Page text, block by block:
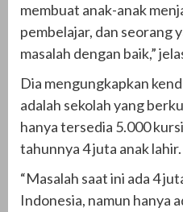
membuat anak-anak
pembelajar, dan seorang
masalah dengan baik,”
Dia mengungkapkan
adalah sekolah yang
hanya tersedia 5.000
tahunnya 4 juta anak lahir.
“Masalah saat ini ada 4
Indonesia, namun hanya